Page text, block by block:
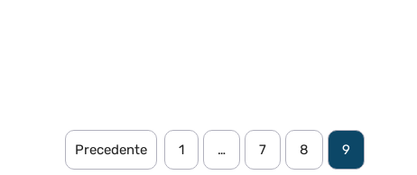
Precedente 1 … 7 8 9